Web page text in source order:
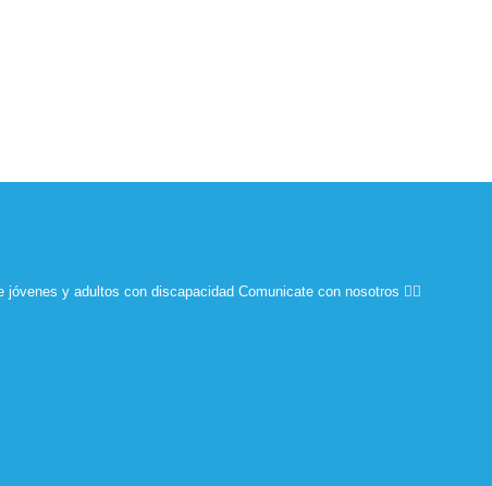
jóvenes y adultos con discapacidadComunicate con nosotros 👇🏼